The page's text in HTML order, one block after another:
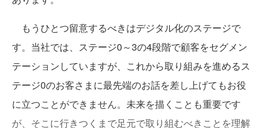
もうひとつ留意するべきはデジタル化のステージで
す。当社では、ステージ0～3の4段階で顧客をセグメン
テーションしていますが、これから取り組みを進めるス
テージ0のお客さまに最先端のお話を差し上げてもお役
に立つことができません。未来を描くことも重要です
が、そこに行きつくまで足元で取り組むべきことを理解